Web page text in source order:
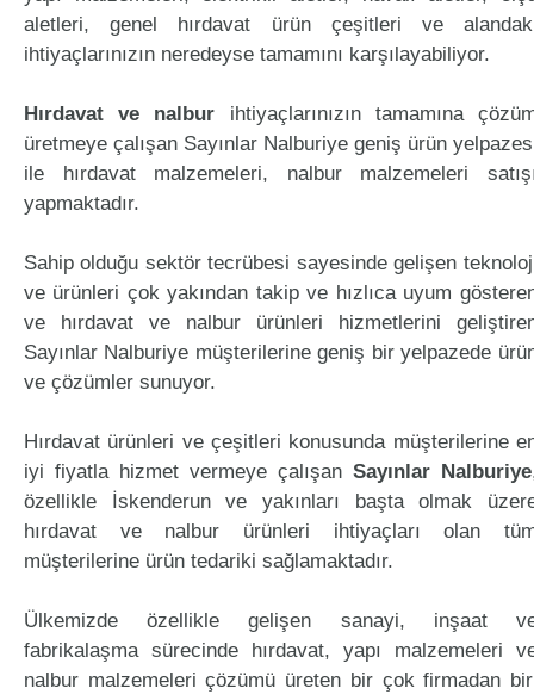
aletleri, genel hırdavat ürün çeşitleri ve
ihtiyaçlarınızın neredeyse tamamını karşılayabiliyor.
Hırdavat ve nalbur ihtiyaçlarınızın tamamına
üretmeye çalışan Sayınlar Nalburiye geniş ürün
ile hırdavat malzemeleri, nalbur malzemeleri
yapmaktadır.
Sahip olduğu sektör tecrübesi sayesinde gelişen
ve ürünleri çok yakından takip ve hızlıca uyum
ve hırdavat ve nalbur ürünleri hizmetlerini
Sayınlar Nalburiye müşterilerine geniş bir yelpazede
ve çözümler sunuyor.
Hırdavat ürünleri ve çeşitleri konusunda müşterilerine
iyi fiyatla hizmet vermeye çalışan Sayınlar Nalburiye
özellikle İskenderun ve yakınları başta olmak
hırdavat ve nalbur ürünleri ihtiyaçları olan
müşterilerine ürün tedariki sağlamaktadır.
Ülkemizde özellikle gelişen sanayi, inşaat
fabrikalaşma sürecinde hırdavat, yapı malzemeleri
nalbur malzemeleri çözümü üreten bir çok firmadan